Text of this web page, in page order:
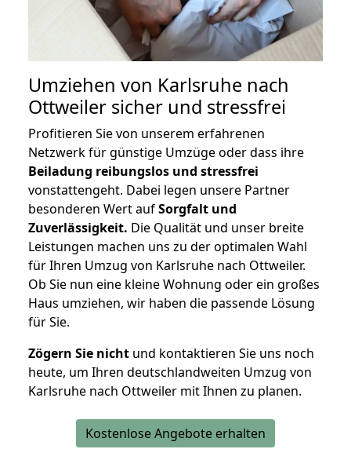
Umziehen von Karlsruhe nach
Ottweiler sicher und stressfrei
Profitieren Sie von unserem erfahrenen
Netzwerk für günstige Umzüge oder dass ihre
Beiladung reibungslos und stressfrei
vonstattengeht. Dabei legen unsere Partner
besonderen Wert aufSorgfalt und
Zuverlässigkeit. Die Qualität und unser breite
Leistungen machen uns zu der optimalen Wahl
für Ihren Umzug von Karlsruhe nach Ottweiler.
Ob Sie nun eine kleine Wohnung oder ein großes
Haus umziehen, wir haben die passende Lösung
für Sie.
Zögern Sie nicht und kontaktieren Sie uns noch
heute, um Ihren deutschlandweiten Umzug von
Karlsruhe nach Ottweiler mit Ihnen zu planen.
Kostenlose Angebote erhalten